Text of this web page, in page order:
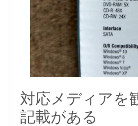
対応メディアを
記載がある